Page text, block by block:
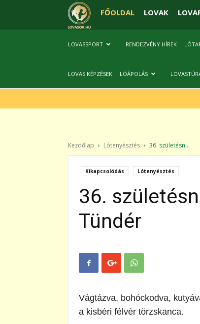
FŐOLDAL LOVAK
LOVASSPORT RENDEZVÉNY HÍREK
LOVAS KÉPZÉSEK LÓÁPOLÁS
Kezdőlap Lótenyésztés 36. születésn...
Kikapcsolódás Lótenyésztés
36.
Tündér
Vágtázva, bohóckodva,
a kisbéri félvér törzskanca.